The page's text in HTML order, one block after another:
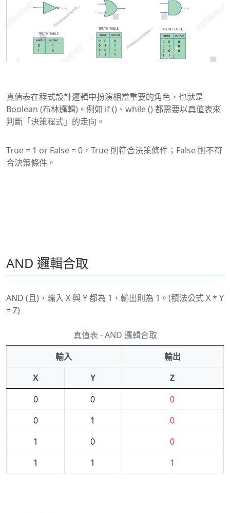
真值表在程式設計邏輯中扮演相當重要的角色，也就是
Boolean (布林邏輯)。例如 if ()、while () 都需要以真值表來
判斷「決策程式」的走向。
True = 1 or False = 0，True 則符合決策條件；False 則不符
合決策條件。
AND 邏輯合取
AND (且)，輸入 X 與 Y 都為 1，輸出則為 1。(積法公式 X * Y
= Z)
真值表 - AND 邏輯合取
輸入
輸出
X
Y
Z
0
0
0
0
1
0
1
0
0
1
1 1